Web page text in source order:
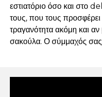
εστιατόριο όσο και στο
τους, που τους
τραγανότητα ακόμη και
σακούλα. Ο σύμμαχός σας